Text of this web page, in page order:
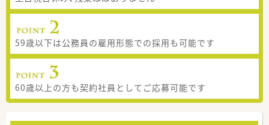
59歳以下は公務員の雇用形態での採用も可能です
60歳以上の方も契約社員としてご応募可能です